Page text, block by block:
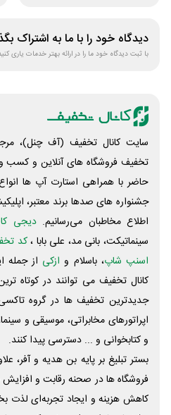
دیدگاه خود را با ما به اشتراک
با ثبت دیدگاه خود ما را در ارائه بهتر خدمات یاری
سایت کانال تخفیف (آف چنل)،
تخفیف فروشگاه های آنلاین و کسب
حاضر با همراهی استارت آپ ها
جشنواره های صدها برند معتبر،
اطلاع مخاطبان می‌رسانیم. دیجی
سینماتیکت، بانی مد، علی‌ بابا ،کد
اسنپ شاپ، باسلام و ازکی از جمله
کانال تخفیف می توانند در کوتاه
جدیدترین تخفیف ها در گروه تاکسی
اپراتورهای مخابراتی، موسیقی و
و کتابخوانی و ... دسترسی پیدا کنند.
بستر تبلیغ بر پایه بن هدیه و آفر،
فروشگاه ها در صحنه رقابت و افزایش
کاهش هزینه و ایجاد تجربه‌ای لذت